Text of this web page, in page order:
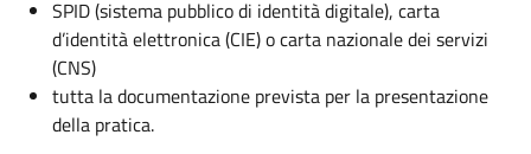
SPID (sistema pubblico di identità digitale), carta
d’identità elettronica (CIE) o carta nazionale dei servizi
(CNS)
tutta la documentazione prevista per la presentazione
della pratica.